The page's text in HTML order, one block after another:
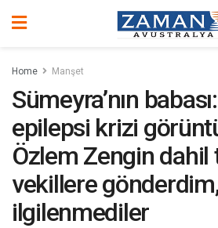
Home Manşet
Sümeyra’nın babası:
epilepsi krizi
Özlem Zengin dahil
vekillere
ilgilenmediler